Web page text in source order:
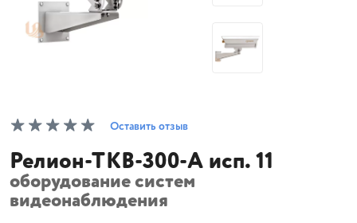
Оставить отзыв
Релион-ТКВ-300-А исп. 11
оборудование систем
видеонаблюдения